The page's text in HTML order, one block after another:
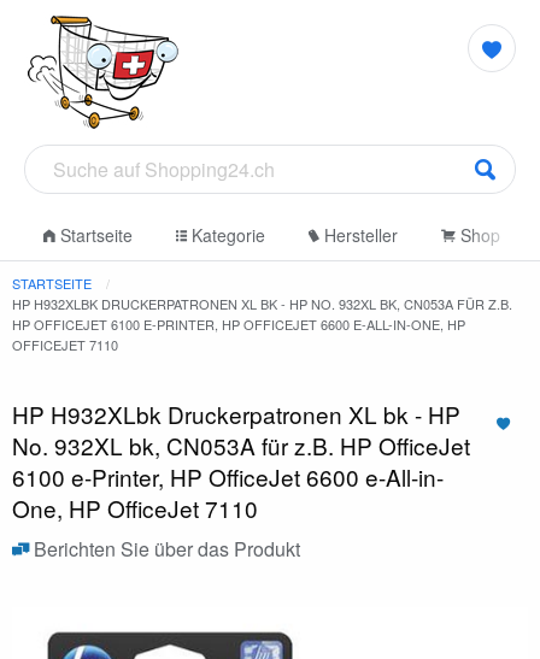
Startseite Kategorie Hersteller Shop
STARTSEITE
HP H932XLBK DRUCKERPATRONEN XL BK - HP NO. 932XL BK, CN053A FÜR Z.B.
HP OFFICEJET 6100 E-PRINTER, HP OFFICEJET 6600 E-ALL-IN-ONE, HP
OFFICEJET 7110
HP H932XLbk Druckerpatronen XL bk - HP
No. 932XL bk, CN053A für z.B. HP OfficeJet
6100 e-Printer, HP OfficeJet 6600 e-All-in-
One, HP OfficeJet 7110
Berichten Sie über das Produkt